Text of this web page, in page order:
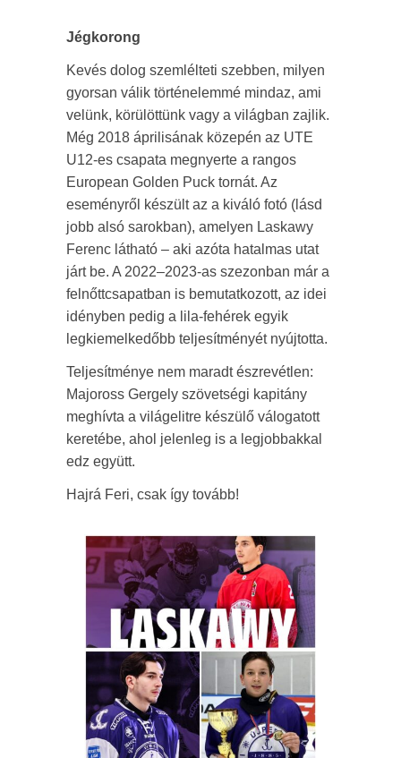
Jégkorong
Kevés dolog szemlélteti szebben, milyen
gyorsan válik történelemmé mindaz, ami
velünk, körülöttünk vagy a világban zajlik.
Még 2018 áprilisának közepén az UTE
U12-es csapata megnyerte a rangos
European Golden Puck tornát. Az
eseményről készült az a kiváló fotó (lásd
jobb alsó sarokban), amelyen Laskawy
Ferenc látható – aki azóta hatalmas utat
járt be. A 2022–2023-as szezonban már a
felnőttcsapatban is bemutatkozott, az idei
idényben pedig a lila-fehérek egyik
legkiemelkedőbb teljesítményét nyújtotta.
Teljesítménye nem maradt észrevétlen:
Majoross Gergely szövetségi kapitány
meghívta a világelitre készülő válogatott
keretébe, ahol jelenleg is a legjobbakkal
edz együtt.
Hajrá Feri, csak így tovább!